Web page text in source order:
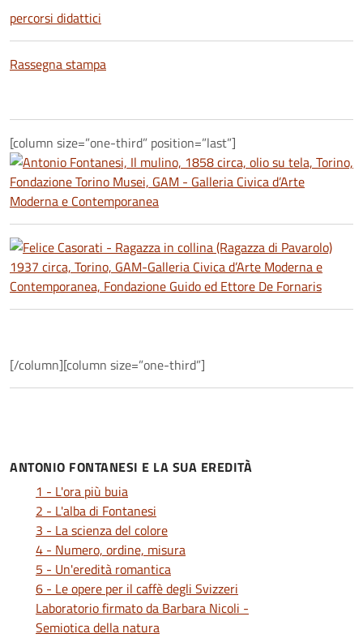
percorsi didattici
Rassegna stampa
[column size=”one-third” position=”last”]
[/column][column size=”one-third”]
ANTONIO FONTANESI E LA SUA EREDITÀ
1 - L'ora più buia
2 - L'alba di Fontanesi
3 - La scienza del colore
4 - Numero, ordine, misura
5 - Un'eredità romantica
6 - Le opere per il caffè degli Svizzeri
Laboratorio firmato da Barbara Nicoli -
Semiotica della natura